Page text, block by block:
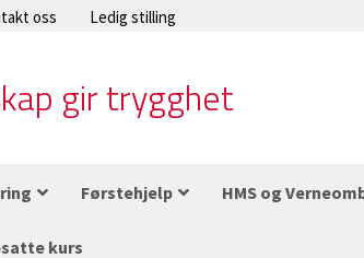
oss Ledig stilling
gir trygghet
Førstehjelp HMS og
kurs